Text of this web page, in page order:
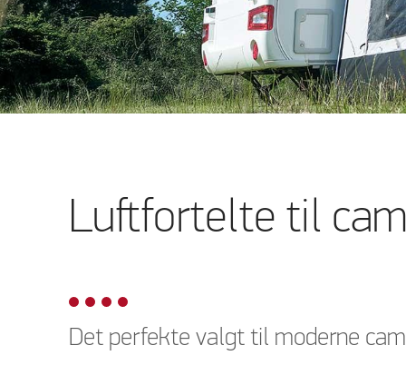
Luftfortelte til
Det perfekte valgt til moderne